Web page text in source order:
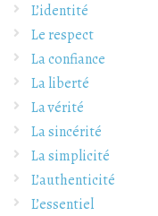
L’identité
Le respect
La confiance
La liberté
La vérité
La sincérité
La simplicité
L’authenticité
L’essentiel